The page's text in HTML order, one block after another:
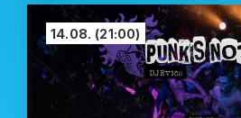
14.08. (21:00)